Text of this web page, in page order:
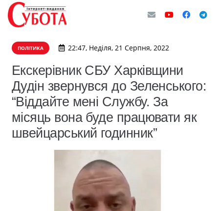
ПОЛІТИКА 22:47, Неділя, 21 Серпня, 2022
Екскерівник СБУ Харківщини
Дудін звернувся до Зеленського:
“Віддайте мені Службу. За
місяць вона буде працювати як
швейцарський годинник”